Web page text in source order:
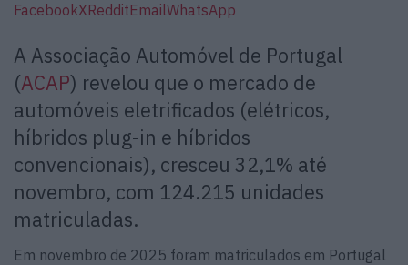
FacebookXRedditEmailWhatsApp
A Associação Automóvel de Portugal
(ACAP) revelou que o mercado de
automóveis eletrificados (elétricos,
híbridos plug-in e híbridos
convencionais), cresceu 32,1% até
novembro, com 124.215 unidades
matriculadas.
Em novembro de 2025 foram matriculados em Portugal